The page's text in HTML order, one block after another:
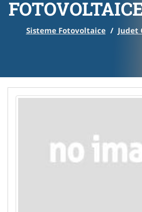
Sisteme Fotovoltaice / Judet